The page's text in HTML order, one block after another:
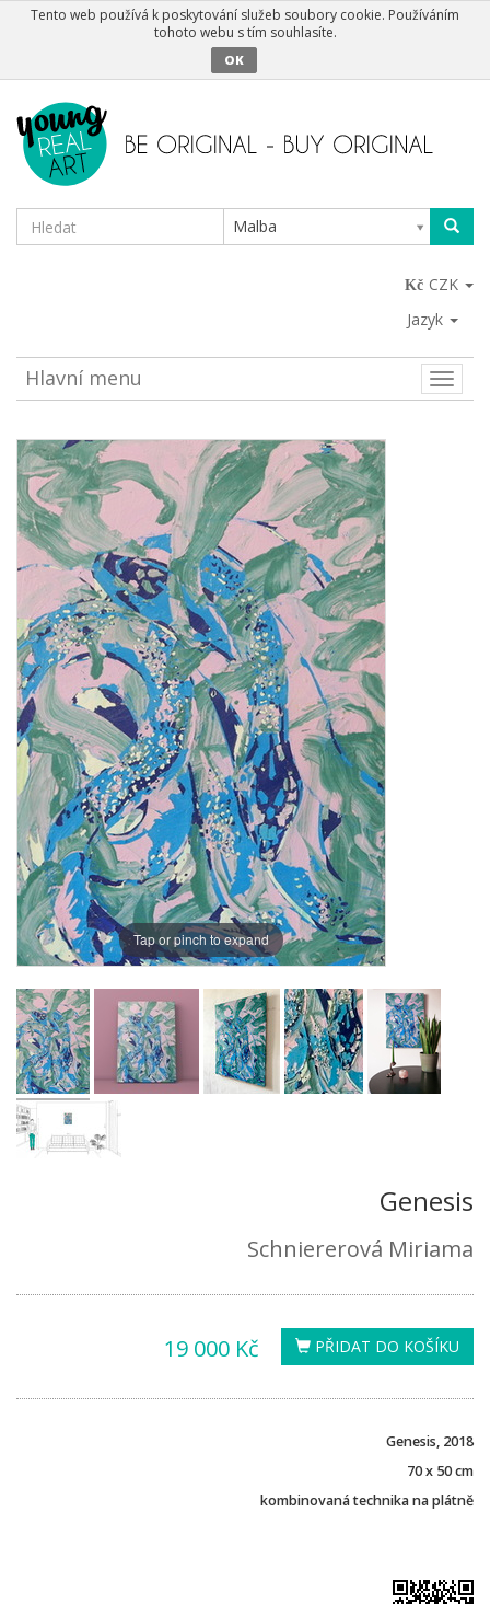
Tento web používá k poskytování služeb soubory cookie. Používáním
tohoto webu s tím souhlasíte.
OK
Malba
CZK
Jazyk
Toggle
Hlavní menu
Tap or pinch to expand
Genesis
Schniererová Miriama
PŘIDAT DO KOŠÍKU
19 000 Kč
Genesis, 2018
70 x 50 cm
kombinovaná technika na plátně